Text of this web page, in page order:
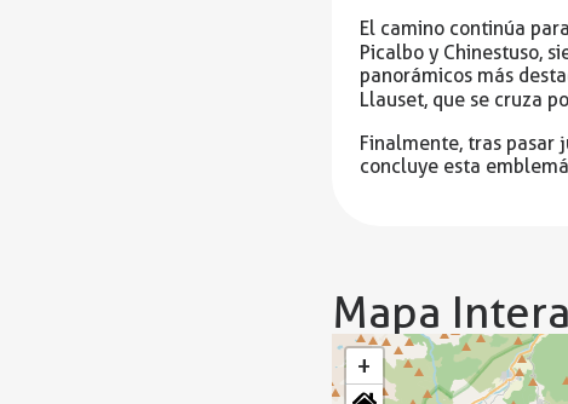
El camino continúa
Picalbo y Chinestuso,
panorámicos más
Llauset, que se cruza
Finalmente, tras pasar
concluye esta
Mapa
+